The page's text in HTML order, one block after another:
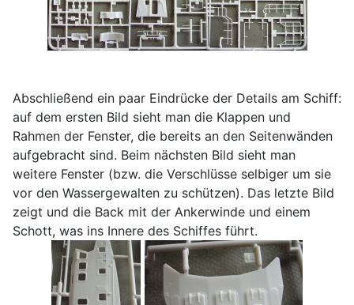
Abschließend ein paar Eindrücke der Details am Schiff:
auf dem ersten Bild sieht man die Klappen und
Rahmen der Fenster, die bereits an den Seitenwänden
aufgebracht sind. Beim nächsten Bild sieht man
weitere Fenster (bzw. die Verschlüsse selbiger um sie
vor den Wassergewalten zu schützen). Das letzte Bild
zeigt und die Back mit der Ankerwinde und einem
Schott, was ins Innere des Schiffes führt.